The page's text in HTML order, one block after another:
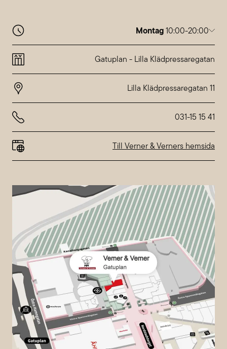
Montag10:00-20:00
Montag
10:00-20:00
10:00-20:00
10:00-20:00
Abweichende Öffnungszeiten beiNordstan
Gatuplan - Lilla Klädpressaregatan
031-15 15 41
Till Verner & Verners hemsida